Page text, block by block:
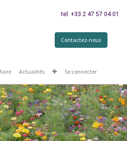
tel: +33 2 47 57 04 01
Contactez-nous
Actualités Se connecter